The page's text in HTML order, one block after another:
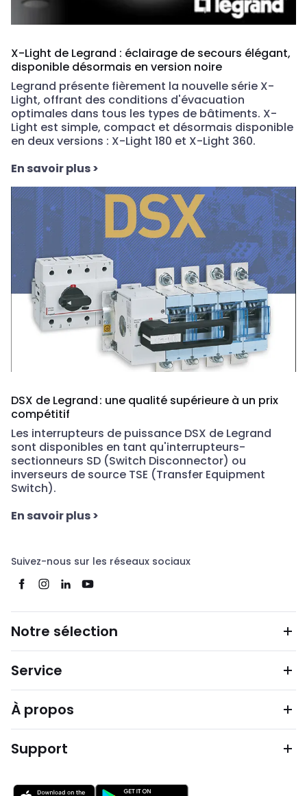
X-Light de Legrand : éclairage de secours élégant,
disponible désormais en version noire
Legrand présente fièrement la nouvelle série X-
Light, offrant des conditions d'évacuation
optimales dans tous les types de bâtiments. X-
Light est simple, compact et désormais disponible
en deux versions : X-Light 180 et X-Light 360.
En savoir plus>
DSX de Legrand : une qualité supérieure à un prix
compétitif
Les interrupteurs de puissance DSX de Legrand
sont disponibles en tant qu'interrupteurs-
sectionneurs SD (Switch Disconnector) ou
inverseurs de source TSE (Transfer Equipment
Switch).
En savoir plus>
Suivez-nous sur les réseaux sociaux
Notre sélection
Service
À propos
Support